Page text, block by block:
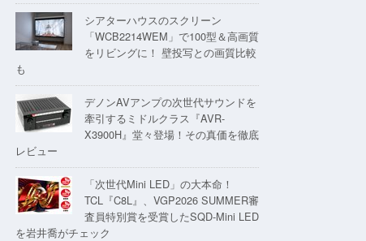
シアターハウスのスクリーン
「WCB2214WEM」で100型＆高画質
をリビングに！ 壁投写との画質比較
も
デノンAVアンプの次世代サウンドを
牽引するミドルクラス『AVR-
X3900H』堂々登場！その真価を徹底
レビュー
「次世代Mini LED」の大本命！
TCL『C8L』、VGP2026 SUMMER審
査員特別賞を受賞したSQD-Mini LED
を岩井喬がチェック